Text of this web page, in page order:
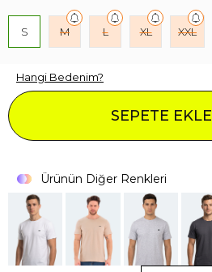
S M L XL XXL
Hangi Bedenim?
SEPETE EKLE
Ürünün Diğer Renkleri